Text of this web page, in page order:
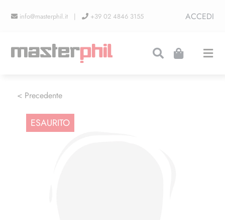
info@masterphil.it | +39 02 4846 3155 ACCEDI
LINEA COLLEZIONISMO
< Precedente
ESAURITO